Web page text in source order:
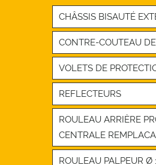
CHÂSSIS BISAUTÉ
CONTRE-COUTEAU
VOLETS DE
REFLECTEURS
ROULEAU ARRIÈRE
CENTRALE
ROULEAU PALPEUR Ø